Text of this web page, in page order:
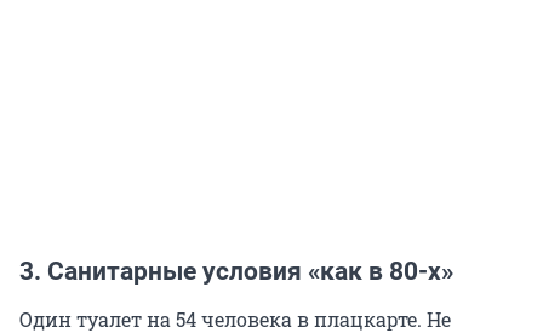
3. Санитарные условия «как в 80-х»
Один туалет на 54 человека в плацкарте. Не